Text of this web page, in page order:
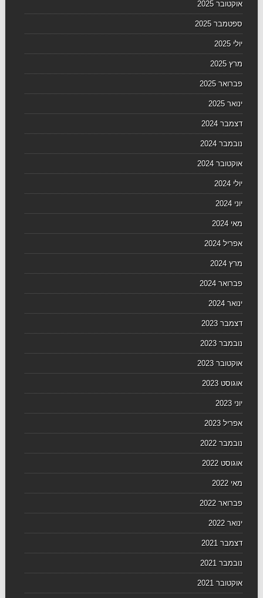
אוקטובר 2025
ספטמבר 2025
יולי 2025
מרץ 2025
פברואר 2025
ינואר 2025
דצמבר 2024
נובמבר 2024
אוקטובר 2024
יולי 2024
יוני 2024
מאי 2024
אפריל 2024
מרץ 2024
פברואר 2024
ינואר 2024
דצמבר 2023
נובמבר 2023
אוקטובר 2023
אוגוסט 2023
יוני 2023
אפריל 2023
נובמבר 2022
אוגוסט 2022
מאי 2022
פברואר 2022
ינואר 2022
דצמבר 2021
נובמבר 2021
אוקטובר 2021